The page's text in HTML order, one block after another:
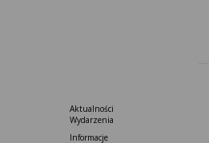
Aktualności
Wydarzenia
Informacje